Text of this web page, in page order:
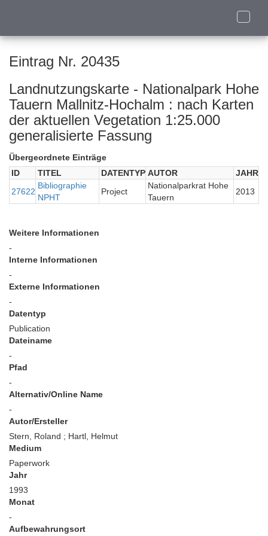
Toggle
Eintrag Nr. 20435
Landnutzungskarte - Nationalpark Hohe
Tauern Mallnitz-Hochalm : nach Karten
der aktuellen Vegetation 1:25.000
generalisierte Fassung
Übergeordnete Einträge
ID
TITEL DATENTYP AUTOR
JAHR
27622
Bibliographie
NPHT
Project
Nationalparkrat Hohe
Tauern
2013
Weitere Informationen
-
Interne Informationen
-
Externe Informationen
-
Datentyp
Publication
Dateiname
-
Pfad
-
Alternativ/Online Name
-
Autor/Ersteller
Stern, Roland ; Hartl, Helmut
Medium
Paperwork
Jahr
1993
Monat
-
Aufbewahrungsort